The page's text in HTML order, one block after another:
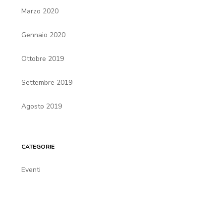
Marzo 2020
Gennaio 2020
Ottobre 2019
Settembre 2019
Agosto 2019
CATEGORIE
Eventi